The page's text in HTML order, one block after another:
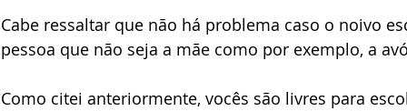
Cabe ressaltar que não há problema caso o noivo
pessoa que não seja a mãe como por exemplo, a
Como citei anteriormente, vocês são livres para